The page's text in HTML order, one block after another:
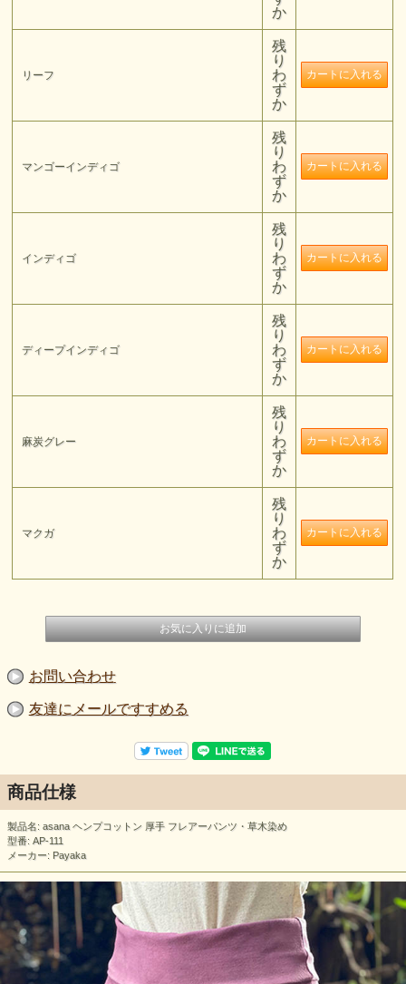
か
リーフ
残
り
わ
ず
か
マンゴーインディゴ
残
り
わ
ず
か
インディゴ
残
り
わ
ず
か
ディープインディゴ
残
り
わ
ず
か
麻炭グレー
残
り
わ
ず
か
マクガ
残
り
わ
ず
か
お問い合わせ
友達にメールですすめる
商品仕様
製品名: asana ヘンプコットン 厚手 フレアーパンツ・草木染め
型番: AP-111
メーカー: Payaka